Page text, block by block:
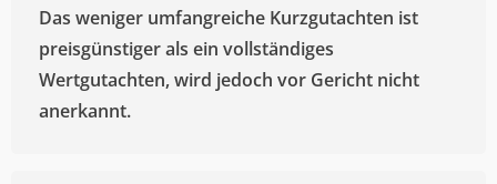
Das weniger umfangreiche Kurzgutachten ist
preisgünstiger als ein vollständiges
Wertgutachten, wird jedoch vor Gericht nicht
anerkannt.